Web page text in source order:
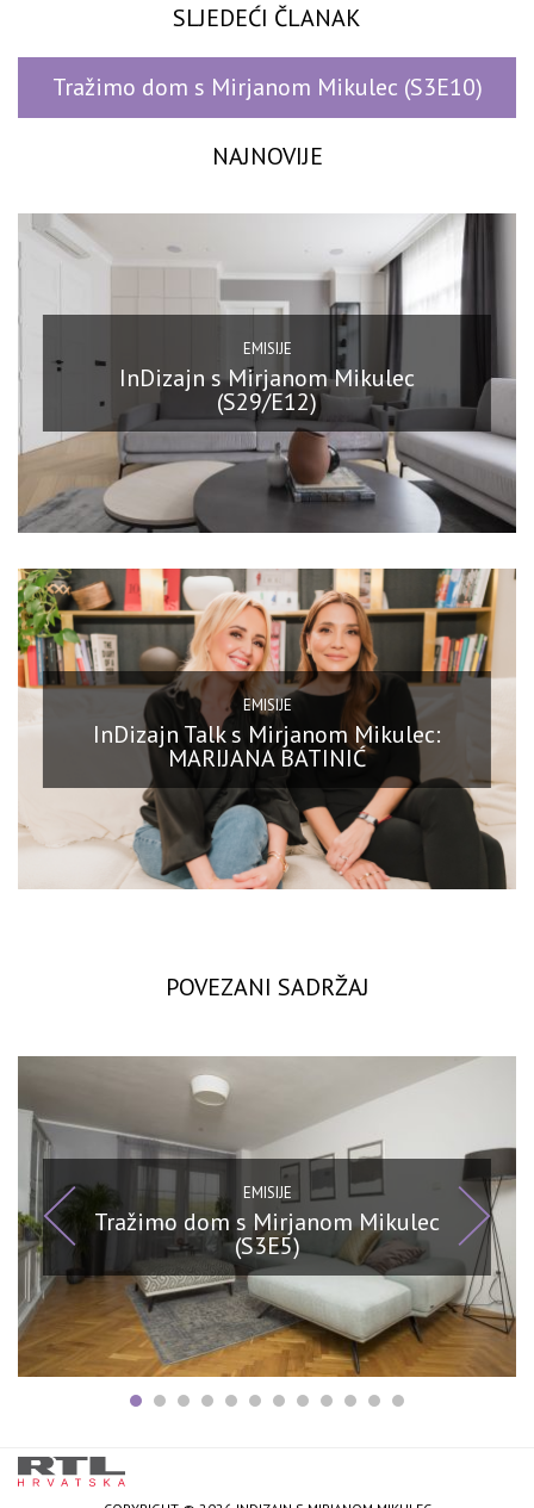
SLJEDEĆI ČLANAK
Tražimo dom s Mirjanom Mikulec (S3E10)
NAJNOVIJE
EMISIJE
InDizajn s Mirjanom Mikulec
(S29/E12)
EMISIJE
InDizajn Talk s Mirjanom Mikulec:
MARIJANA BATINIĆ
POVEZANI SADRŽAJ
EMISIJE
Tražimo dom s Mirjanom Mikulec
(S3E5)